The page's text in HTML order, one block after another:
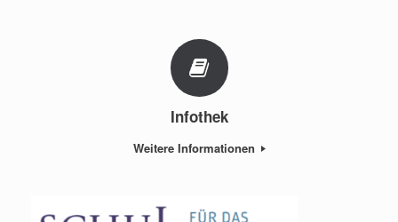
Infothek
Weitere Informationen